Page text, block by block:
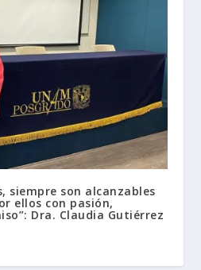
siempre son alcanzables
ellos con pasión,
Dra. Claudia Gutiérrez